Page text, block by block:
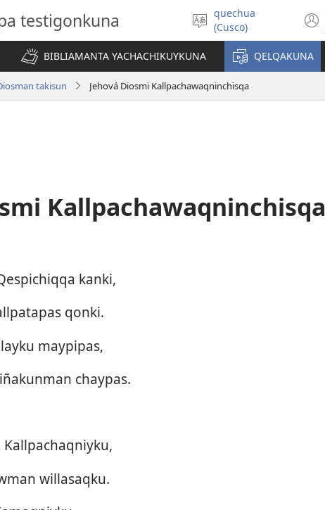
testigonkuna
Simita
akllay
quechua
(Cusco)
BIBLIAMANTA YACHACHIKUYKUNA QELQAKUNA
takisun Jehová Diosmi Kallpachawaqninchisqa
Kallpachawaqninchisqa
kanki,
qonki.
maypipas,
chaypas.
Kallpachaqniyku,
willasaqku.